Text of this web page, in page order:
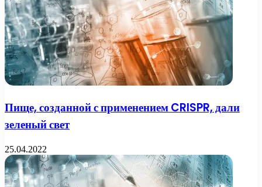
Пище, созданной с применением CRISPR, дали
зеленый свет
25.04.2022